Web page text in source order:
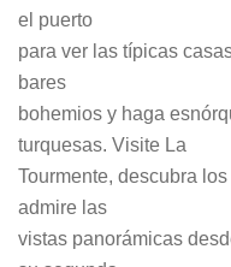
el puerto
para ver las típicas
bares
bohemios y haga
turquesas. Visite La
Tourmente, descubra
admire las
vistas panorámicas